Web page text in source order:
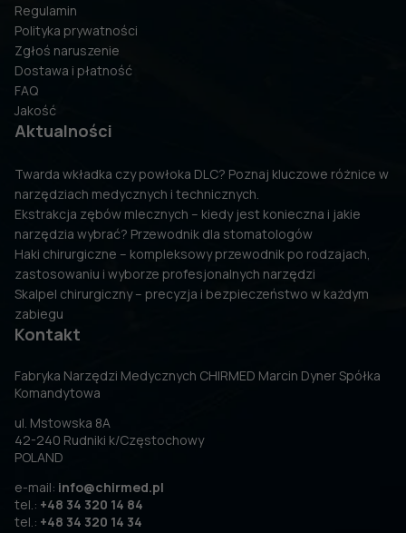
Regulamin
Polityka prywatności
Zgłoś naruszenie
Dostawa i płatność
FAQ
Jakość
Aktualności
Twarda wkładka czy powłoka DLC? Poznaj kluczowe różnice w
narzędziach medycznych i technicznych.
Ekstrakcja zębów mlecznych – kiedy jest konieczna i jakie
narzędzia wybrać? Przewodnik dla stomatologów
Haki chirurgiczne – kompleksowy przewodnik po rodzajach,
zastosowaniu i wyborze profesjonalnych narzędzi
Skalpel chirurgiczny – precyzja i bezpieczeństwo w każdym
zabiegu
Kontakt
Fabryka Narzędzi Medycznych CHIRMED Marcin Dyner Spółka
Komandytowa
ul. Mstowska 8A
42-240 Rudniki k/Częstochowy
POLAND
e-mail: info@chirmed.pl
tel.: +48 34 320 14 84
tel.: +48 34 320 14 34